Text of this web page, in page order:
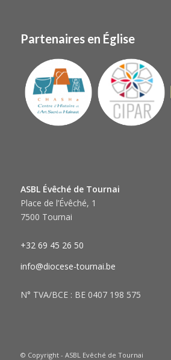
Partenaires en Église
ASBL Évêché de Tournai
Place de l’Évêché, 1
7500 Tournai
+32 69 45 26 50
info@diocese-tournai.be
N° TVA/BCE : BE 0407 198 575
© Copyright - ASBL Evêché de Tournai